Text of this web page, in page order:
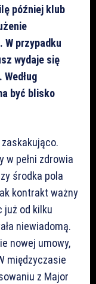
później klub
W przypadku
wydaje się
być blisko
w pełni zdrowia
środka pola
kontrakt ważny
już od kilku
niewiadomą.
nowej umowy,
międzyczasie
z Major